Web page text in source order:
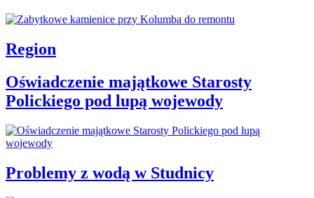
Region
Oświadczenie majątkowe Starosty
Polickiego pod lupą wojewody
Problemy z wodą w Studnicy